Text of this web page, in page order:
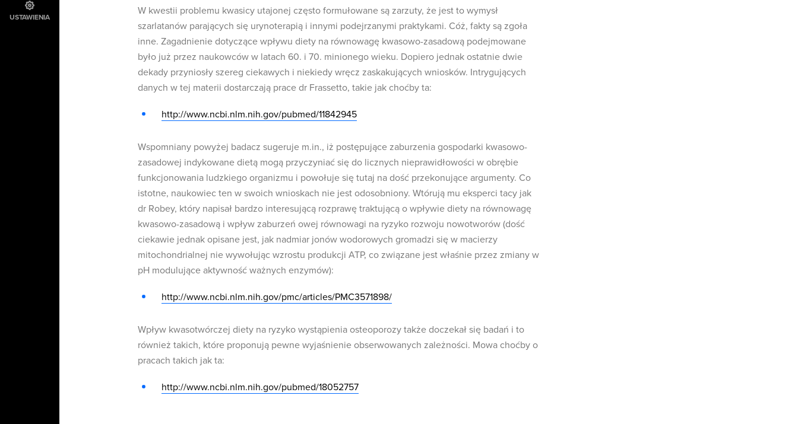
USTAWIENIA
W kwestii problemu kwasicy utajonej często formułowane są zarzuty, że jest to wymysł
szarlatanów parających się urynoterapią i innymi podejrzanymi praktykami. Cóż, fakty są zgoła
inne. Zagadnienie dotyczące wpływu diety na równowagę kwasowo-zasadową podejmowane
było już przez naukowców w latach 60. i 70. minionego wieku. Dopiero jednak ostatnie dwie
dekady przyniosły szereg ciekawych i niekiedy wręcz zaskakujących wniosków. Intrygujących
danych w tej materii dostarczają prace dr Frassetto, takie jak choćby ta:
http://www.ncbi.nlm.nih.gov/pubmed/11842945
Wspomniany powyżej badacz sugeruje m.in., iż postępujące zaburzenia gospodarki kwasowo-
zasadowej indykowane dietą mogą przyczyniać się do licznych nieprawidłowości w obrębie
funkcjonowania ludzkiego organizmu i powołuje się tutaj na dość przekonujące argumenty. Co
istotne, naukowiec ten w swoich wnioskach nie jest odosobniony. Wtórują mu eksperci tacy jak
dr Robey, który napisał bardzo interesującą rozprawę traktującą o wpływie diety na równowagę
kwasowo-zasadową i wpływ zaburzeń owej równowagi na ryzyko rozwoju nowotworów (dość
ciekawie jednak opisane jest, jak nadmiar jonów wodorowych gromadzi się w macierzy
mitochondrialnej nie wywołując wzrostu produkcji ATP, co związane jest właśnie przez zmiany w
pH modulujące aktywność ważnych enzymów):
http://www.ncbi.nlm.nih.gov/pmc/articles/PMC3571898/
Wpływ kwasotwórczej diety na ryzyko wystąpienia osteoporozy także doczekał się badań i to
również takich, które proponują pewne wyjaśnienie obserwowanych zależności. Mowa choćby o
pracach takich jak ta:
http://www.ncbi.nlm.nih.gov/pubmed/18052757